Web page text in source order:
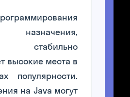
назначения,
стабильно
высокие места в
популярности.
на Java могут